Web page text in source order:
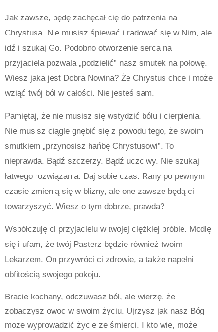
Jak zawsze, będę zachęcał cię do patrzenia na
Chrystusa. Nie musisz śpiewać i radować się w Nim, ale
idź i szukaj Go. Podobno otworzenie serca na
przyjaciela pozwala „podzielić” nasz smutek na połowę.
Wiesz jaka jest Dobra Nowina? Że Chrystus chce i może
wziąć twój ból w całości. Nie jesteś sam.
Pamiętaj, że nie musisz się wstydzić bólu i cierpienia.
Nie musisz ciągle gnębić się z powodu tego, że swoim
smutkiem „przynosisz hańbę Chrystusowi”. To
nieprawda. Bądź szczerzy. Bądź uczciwy. Nie szukaj
łatwego rozwiązania. Daj sobie czas. Rany po pewnym
czasie zmienią się w blizny, ale one zawsze będą ci
towarzyszyć. Wiesz o tym dobrze, prawda?
Współczuję ci przyjacielu w twojej ciężkiej próbie. Modlę
się i ufam, że twój Pasterz będzie również twoim
Lekarzem. On przywróci ci zdrowie, a także napełni
obfitością swojego pokoju.
Bracie kochany, odczuwasz ból, ale wierzę, że
zobaczysz owoc w swoim życiu. Ujrzysz jak nasz Bóg
może wyprowadzić życie ze śmierci. I kto wie, może